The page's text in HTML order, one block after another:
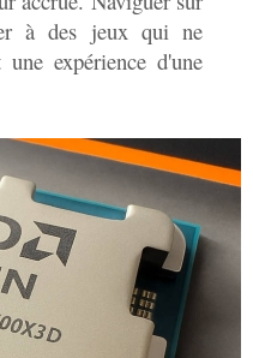
à des jeux qui ne
expérience d'une